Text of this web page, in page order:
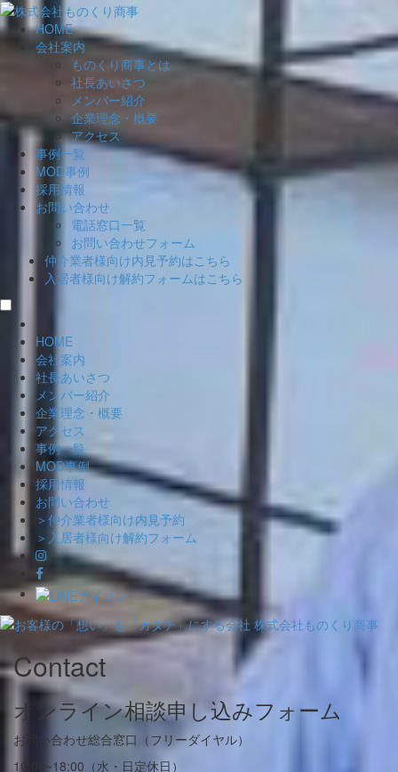
HOME
会社案内
ものくり商事とは
社長あいさつ
メンバー紹介
企業理念・概要
アクセス
事例一覧
MOD事例
採用情報
お問い合わせ
電話窓口一覧
お問い合わせフォーム
仲介業者様向け内見予約はこちら
入居者様向け解約フォームはこちら
HOME
会社案内
社長あいさつ
メンバー紹介
企業理念・概要
アクセス
事例一覧
MOD事例
採用情報
お問い合わせ
＞仲介業者様向け内見予約
＞入居者様向け解約フォーム
to
content
Contact
オンライン相談申し込みフォーム
お問い合わせ総合窓口（フリーダイヤル）
10:00~18:00（水・日定休日）